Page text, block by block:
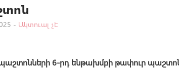
- Ակտուալ չէ
6-րդ ենթախմբի թափուր
Login